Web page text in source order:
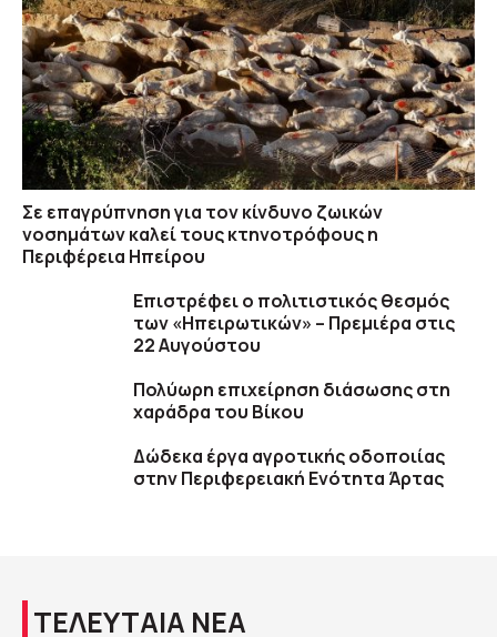
Σε επαγρύπνηση για τον κίνδυνο ζωικών
νοσημάτων καλεί τους κτηνοτρόφους η
Περιφέρεια Ηπείρου
Επιστρέφει ο πολιτιστικός θεσμός
των «Ηπειρωτικών» – Πρεμιέρα στις
22 Αυγούστου
Πολύωρη επιχείρηση διάσωσης στη
χαράδρα του Βίκου
Δώδεκα έργα αγροτικής οδοποιίας
στην Περιφερειακή Ενότητα Άρτας
ΤΕΛΕΥΤΑΙΑ ΝΕΑ